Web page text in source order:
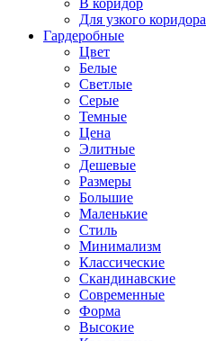
В коридор
Для узкого коридора
Гардеробные
Цвет
Белые
Светлые
Серые
Темные
Цена
Элитные
Дешевые
Размеры
Большие
Маленькие
Стиль
Минимализм
Классические
Скандинавские
Современные
Форма
Высокие